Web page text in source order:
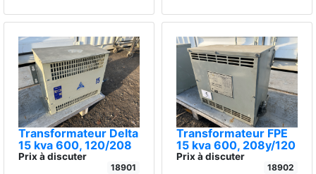
Transformateur Delta
15 kva 600, 120/208
Prix à discuter
18901
Transformateur FPE
15 kva 600, 208y/120
Prix à discuter
18902